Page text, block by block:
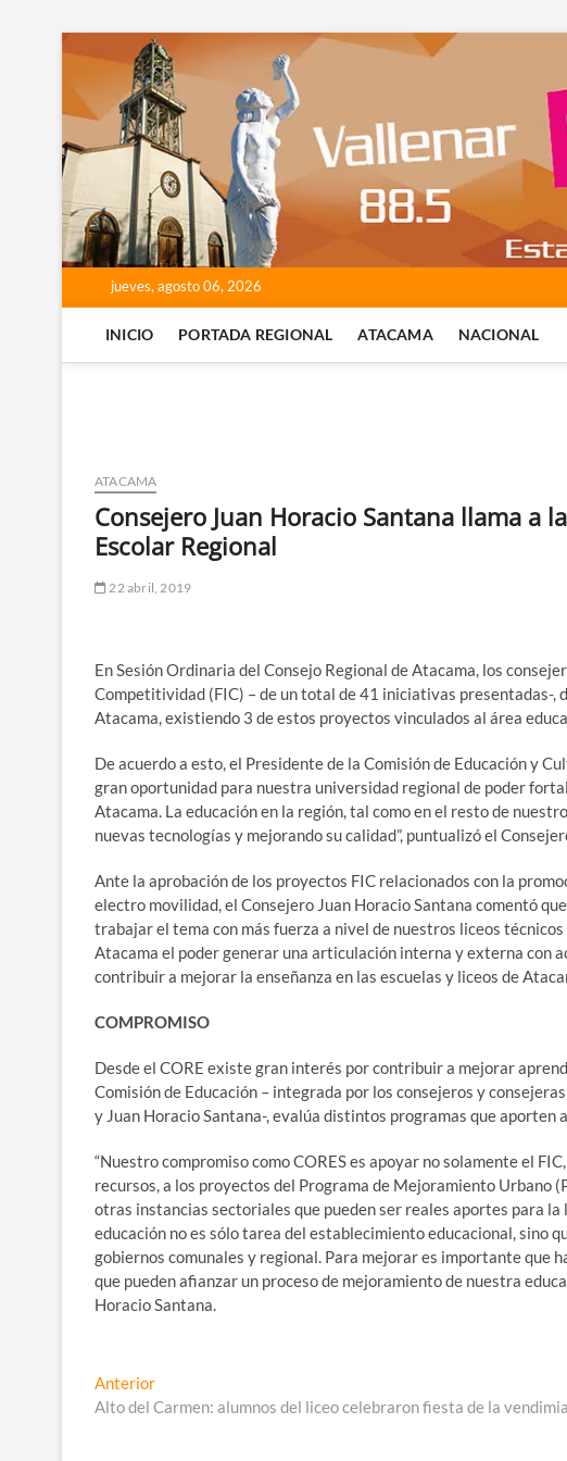
contenido
jueves, agosto 06, 2026
INICIO PORTADA REGIONAL ATACAMA NACIONAL
ATACAMA
Consejero Juan Horacio Santana llama a
Escolar Regional
22 abril, 2019
En Sesión Ordinaria del Consejo Regional de Atacama, los
Competitividad (FIC) – de un total de 41 iniciativas presentadas-,
Atacama, existiendo 3 de estos proyectos vinculados al área
De acuerdo a esto, el Presidente de la Comisión de Educación y
gran oportunidad para nuestra universidad regional de poder
Atacama. La educación en la región, tal como en el resto de
nuevas tecnologías y mejorando su calidad”, puntualizó el
Ante la aprobación de los proyectos FIC relacionados con la
electro movilidad, el Consejero Juan Horacio Santana comentó
trabajar el tema con más fuerza a nivel de nuestros liceos
Atacama el poder generar una articulación interna y externa con
contribuir a mejorar la enseñanza en las escuelas y liceos de
COMPROMISO
Desde el CORE existe gran interés por contribuir a mejorar
Comisión de Educación – integrada por los consejeros y
y Juan Horacio Santana-, evalúa distintos programas que aporten
“Nuestro compromiso como CORES es apoyar no solamente el
recursos, a los proyectos del Programa de Mejoramiento Urbano
otras instancias sectoriales que pueden ser reales aportes para la
educación no es sólo tarea del establecimiento educacional, sino
gobiernos comunales y regional. Para mejorar es importante
que pueden afianzar un proceso de mejoramiento de nuestra
Horacio Santana.
Navegación
de
AnteriorEntrada
anterior:
Alto del Carmen: alumnos del liceo celebraron fiesta de la vendimia